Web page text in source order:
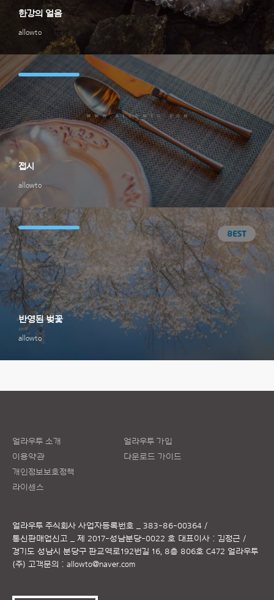
allowto
한강의 얼음
allowto
접시
allowto
반영된 벚꽃
얼라우투 소개
이용약관
개인정보보호정책
라이센스
얼라우투 가입
다운로드 가이드
얼라우투 주식회사 사업자등록번호 _ 383-86-00364 /
통신판매업신고 _ 제 2017-성남분당-0022 호 대표이사 : 김정근 /
경기도 성남시 분당구 판교역로192번길 16, 8층 806호 C472 얼라우투
(주) 고객문의 : allowto@naver.com